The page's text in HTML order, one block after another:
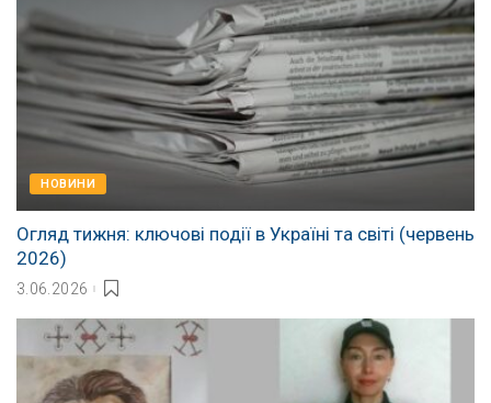
НОВИНИ
Огляд тижня: ключові події в Україні та світі (червень
2026)
3.06.2026